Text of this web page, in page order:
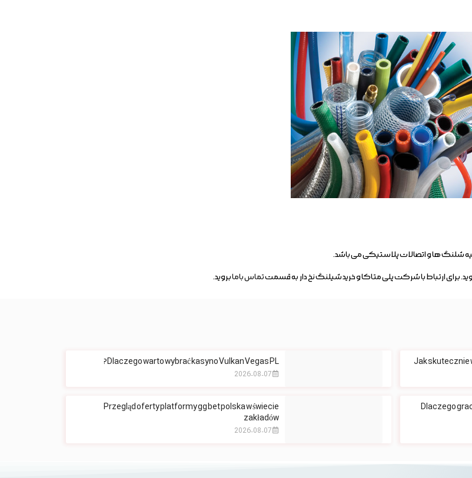
شلنگ ها و اتصالات پلاستیکی می باشد.
برای ارتباط با شرکت پلی متاکا و خرید شیلنگ نخ دار به قسمتتماس بامابروید.
Jak skutecznie
Dlaczego warto wybrać kasyno Vulkan Vegas PL?
Dlaczego
Przegląd oferty platformy gg bet polska w świecie
zakładów